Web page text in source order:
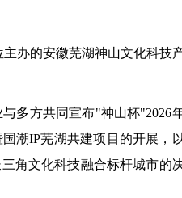
办的安徽芜湖神山文化科技
多方共同宣布"神山杯"2026
潮IP芜湖共建项目的开展，
角文化科技融合标杆城市的